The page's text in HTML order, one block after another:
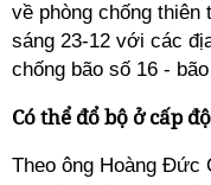
về phòng chống
sáng 23-12 với các
chống bão số 16 -
Có thể đổ bộ ở cấp
Theo ông Hoàng Đức